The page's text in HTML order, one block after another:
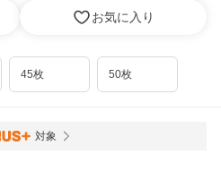
お気に入り
45枚 50枚
対象